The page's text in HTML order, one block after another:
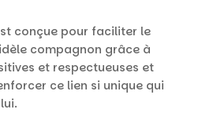
conçue pour faciliter le
compagnon grâce à
et respectueuses et
ce lien si unique qui